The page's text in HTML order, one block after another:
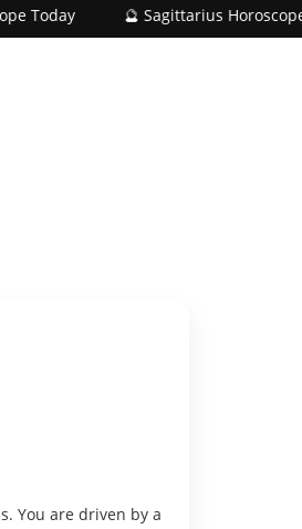
🔮 Sagittarius Horoscope Today
You are driven by a